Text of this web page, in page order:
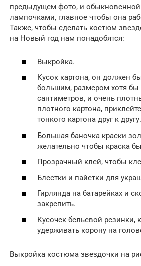
предыдущем фото, и
лампочками, главное чтобы она
Также, чтобы сделать костюм
на Новый год нам понадобятся:
Выкройка.
Кусок картона, он должен
большим, размером хотя бы
сантиметров, и очень
плотного картона,
тонкого картона друг к другу.
Большая баночка краски
желательно чтобы краска
Прозрачный клей, чтобы
Блестки и пайетки для
Гирлянда на батарейках и
закрепить.
Кусочек бельевой резинки,
удерживать корону на
Выкройка костюма звездочки на